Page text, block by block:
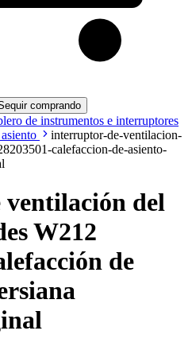
comprando
de instrumentos e interruptores
interruptor-de-ventilacion-
calefaccion-de-asiento-
del
W212
de